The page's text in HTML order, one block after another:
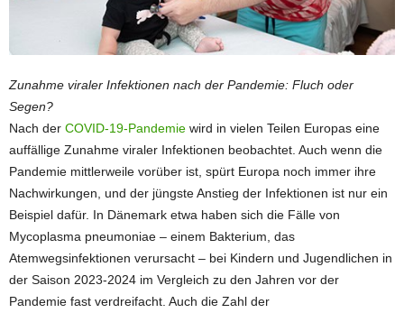
Zunahme viraler Infektionen nach der Pandemie: Fluch oder
Segen?
Nach der COVID-19-Pandemie wird in vielen Teilen Europas eine
auffällige Zunahme viraler Infektionen beobachtet. Auch wenn die
Pandemie mittlerweile vorüber ist, spürt Europa noch immer ihre
Nachwirkungen, und der jüngste Anstieg der Infektionen ist nur ein
Beispiel dafür. In Dänemark etwa haben sich die Fälle von
Mycoplasma pneumoniae – einem Bakterium, das
Atemwegsinfektionen verursacht – bei Kindern und Jugendlichen in
der Saison 2023-2024 im Vergleich zu den Jahren vor der
Pandemie fast verdreifacht. Auch die Zahl der